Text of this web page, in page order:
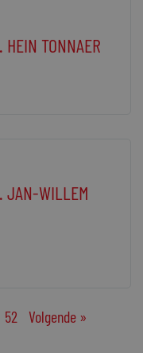
HEIN TONNAER
JAN-WILLEM
52 Volgende »